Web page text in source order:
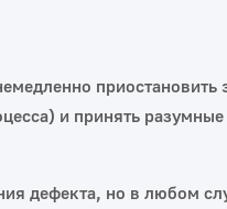
приостановить
и принять
дефекта, но в любом